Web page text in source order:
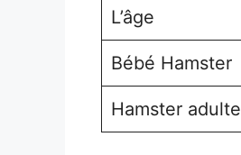
L’âge
Bébé Hamster
Hamster adulte